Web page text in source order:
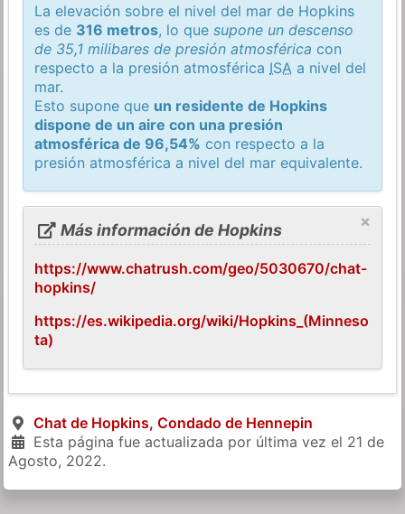
La elevación sobre el nivel del mar de Hopkins
es de 316 metros, lo quesupone un descenso
de 35,1 milibares de presión atmosférica con
respecto a la presión atmosférica ISA a nivel del
mar.
Esto supone que un residente de Hopkins
dispone de un aire con una presión
atmosférica de 96,54% con respecto a la
presión atmosférica a nivel del mar equivalente.
×
Más información de Hopkins
https://www.chatrush.com/geo/5030670/chat-
hopkins/
https://es.wikipedia.org/wiki/Hopkins_(Minneso
ta)
Chat de Hopkins, Condado de Hennepin
Esta página fue actualizada por última vez el 21 de
Agosto, 2022.